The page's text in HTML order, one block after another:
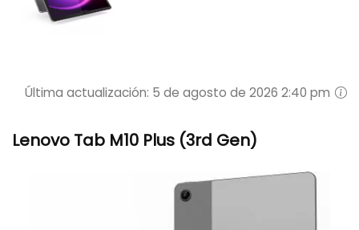
Última actualización: 5 de agosto de 2026 2:40 pm
Lenovo Tab M10 Plus (3rd Gen)